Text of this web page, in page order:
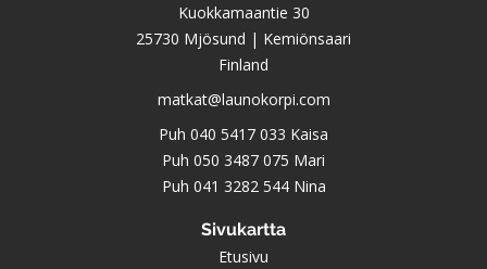
Kuokkamaantie 30
25730 Mjösund | Kemiönsaari
Finland
matkat@launokorpi.com
Puh 040 5417 033 Kaisa
Puh 050 3487 075 Mari
Puh 041 3282 544Nina
Sivukartta
Etusivu